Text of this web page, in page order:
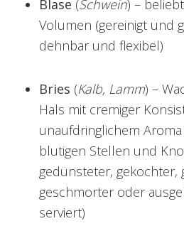
Blase (Schwein) –
Volumen (gereinigt und
dehnbar und flexibel)
Bries (Kalb, Lamm) –
Hals mit cremiger
unaufdringlichem
blutigen Stellen und
gedünsteter, gekochter,
geschmorter oder
serviert)